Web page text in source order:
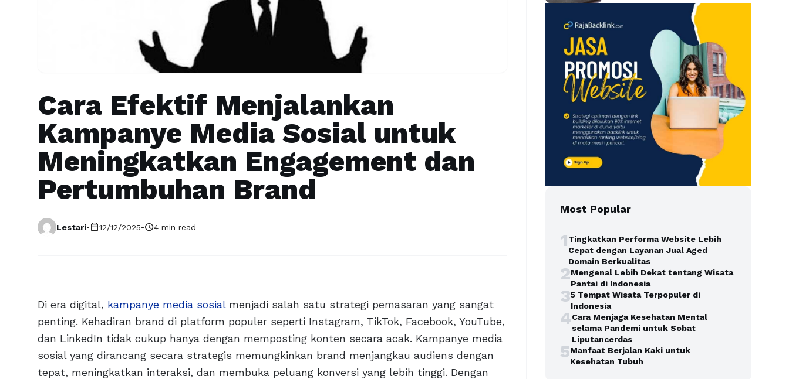
Cara Efektif Menjalankan
Kampanye Media Sosial untuk
Meningkatkan Engagement dan
Pertumbuhan Brand
Lestari•calendar_today12/12/2025•schedule4 min read
Di era digital, kampanye media sosialmenjadi salah satu strategi pemasaran yang sangat
penting. Kehadiran brand di platform populer seperti Instagram, TikTok, Facebook, YouTube,
dan LinkedIn tidak cukup hanya dengan memposting konten secara acak. Kampanye media
sosial yang dirancang secara strategis memungkinkan brand menjangkau audiens dengan
tepat, meningkatkan interaksi, dan membuka peluang konversi yang lebih tinggi. Dengan
Kehilangan Kendaraan
Most Popular
1Tingkatkan Performa Website Lebih
Cepat dengan Layanan Jual Aged
Domain Berkualitas
2Mengenal Lebih Dekat tentang Wisata
Pantai di Indonesia
35 Tempat Wisata Terpopuler di
Indonesia
4Cara Menjaga Kesehatan Mental
selama Pandemi untuk Sobat
Liputancerdas
5Manfaat Berjalan Kaki untuk
Kesehatan Tubuh